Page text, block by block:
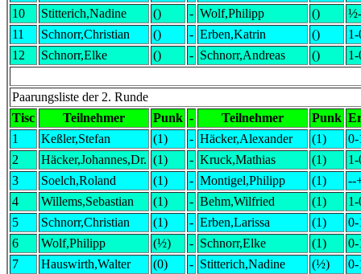
10
Stitterich,Nadine () - Wolf,Philipp ()
11
Schnorr,Christian () - Erben,Katrin ()
1-
12
Schnorr,Elke () - Schnorr,Andreas () 1-
Paarungsliste der 2. Runde
Tisc
Teilnehmer Punk - Teilnehmer Punk
1
Keßler,Stefan (1) - Häcker,Alexander (1)
0-
2
Häcker,Johannes,Dr. (1) - Kruck,Mathias (1)
1-
3
Soelch,Roland (1) - Montigel,Philipp (1)
--
4
Willems,Sebastian (1) - Behm,Wilfried (1)
1-
5
Schnorr,Christian (1) - Erben,Larissa (1)
0-
6
Wolf,Philipp (½) - Schnorr,Elke (1)
0-
7
Hauswirth,Walter (0) - Stitterich,Nadine (½)
0-